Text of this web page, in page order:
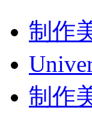
制作
制作